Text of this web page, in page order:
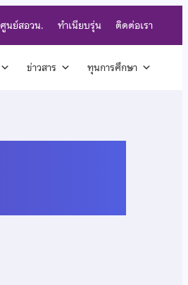
ศูนย์สอวน. ทำเนียบรุ่น ติดต่อเรา
ข่าวสาร ทุนการศึกษา